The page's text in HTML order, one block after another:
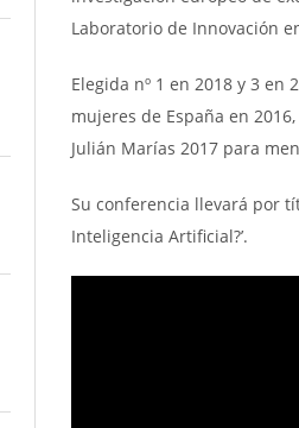
Laboratorio de Innovación
Elegida nº 1 en 2018 y 3 en
mujeres de España en
Julián Marías 2017 para
Su conferencia llevará por
Inteligencia Artificial?’.